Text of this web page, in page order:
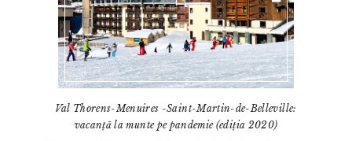
Val Thorens-Menuires -Saint-Martin-de-Belleville:
vacanță la munte pe pandemie (ediția 2020)